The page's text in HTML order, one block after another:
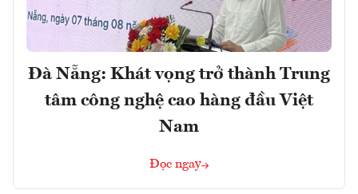
Đà Nẵng: Khát vọng trở thành Trung
tâm công nghệ cao hàng đầu Việt
Nam
Đọc ngay